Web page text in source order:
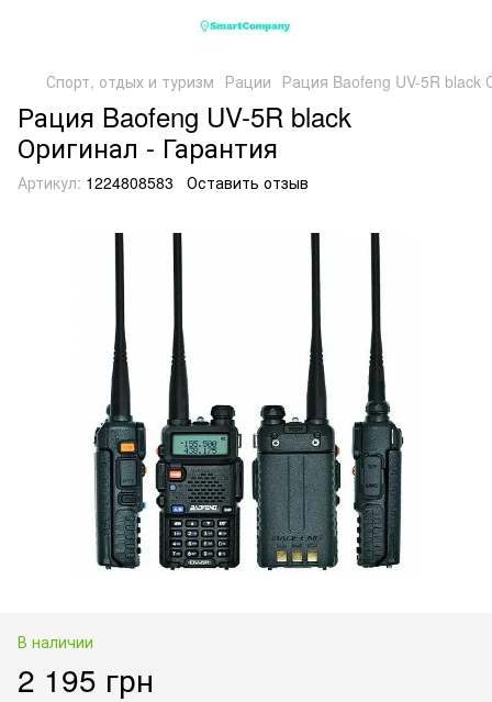
Спорт, отдых и туризм Рации Рация Baofeng UV-5R black
Рация Baofeng UV-5R black
Оригинал - Гарантия
Артикул: 1224808583 Оставить отзыв
В наличии
2 195 грн